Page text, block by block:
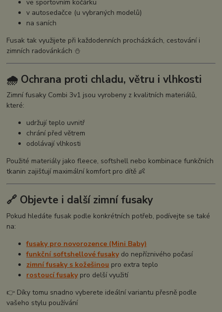
ve sportovním kočárku
v autosedačce (u vybraných modelů)
na saních
Fusak tak využijete při každodenních procházkách, cestování i
zimních radovánkách ⛄
🌧️ Ochrana proti chladu, větru i vlhkosti
Zimní fusaky Combi 3v1 jsou vyrobeny z kvalitních materiálů,
které:
udržují teplo uvnitř
chrání před větrem
odolávají vlhkosti
Použité materiály jako fleece, softshell nebo kombinace funkčních
tkanin zajišťují maximální komfort pro dítě 👶
🔗 Objevte i další zimní fusaky
Pokud hledáte fusak podle konkrétních potřeb, podívejte se také
na:
fusaky pro novorozence (Mini Baby)
funkční softshellové fusakydo nepříznivého počasí
zimní fusaky s kožešinou pro extra teplo
rostoucí fusakypro delší využití
👉 Díky tomu snadno vyberete ideální variantu přesně podle
vašeho stylu používání